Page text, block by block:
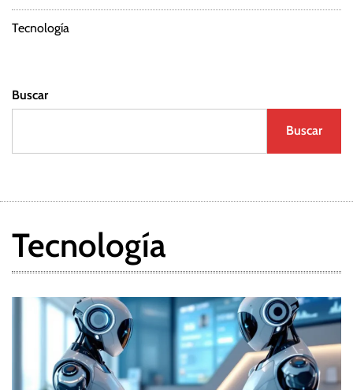
Tecnología
Buscar
Buscar
Tecnología